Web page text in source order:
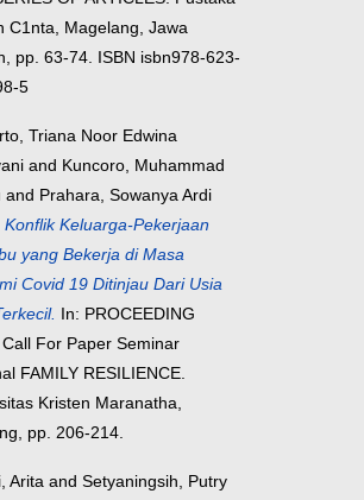
C1nta, Magelang, Jawa
pp. 63-74. ISBN isbn978-623-
5
Triana Noor Edwina
and Kuncoro, Muhammad
and Prahara, Sowanya Ardi
Konflik Keluarga-Pekerjaan
yang Bekerja di Masa
Covid 19 Ditinjau Dari Usia
In: PROCEEDING
Call For Paper Seminar
FAMILY RESILIENCE.
Kristen Maranatha,
pp. 206-214.
Arita and Setyaningsih, Putry